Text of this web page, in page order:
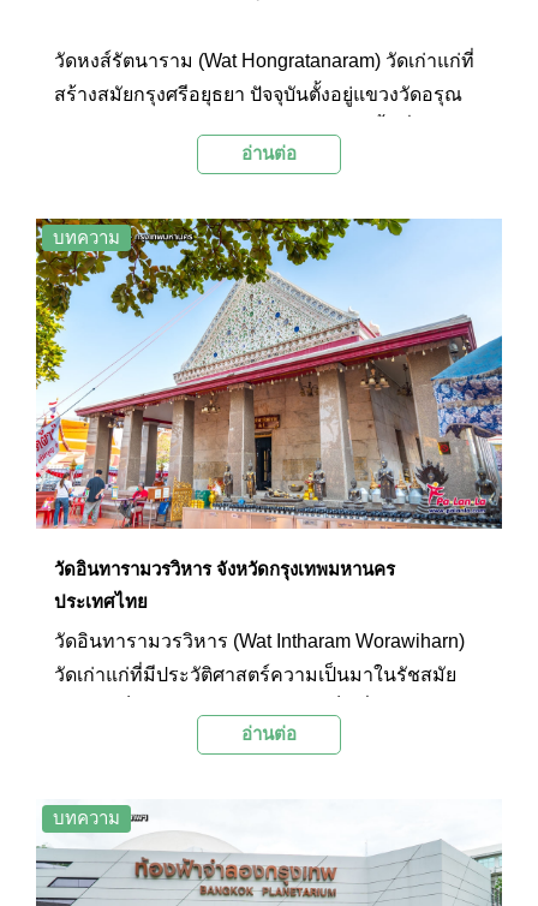
วัดหงส์รัตนาราม (Wat Hongratanaram) วัดเก่าแก่ที่
สร้างสมัยกรุงศรีอยุธยา ปัจจุบันตั้งอยู่แขวงวัดอรุณ
งาน 23 ตารางวา ที่ตามตำนานเล่าว่า วัดแห่งนี้ยัง
ประเทศไทย
อ่านต่อ
บทความ
วัดอินทารามวรวิหาร จังหวัดกรุงเทพมหานคร
ประเทศไทย
วัดอินทารามวรวิหาร (Wat Intharam Worawiharn)
วัดเก่าแก่ที่มีประวัติศาสตร์ความเป็นมาในรัชสมัย
พระบรมศพของสมเด็จพระเจ้ากรุงธนบุรี รวมทั้งพระ
อ่านต่อ
บทความ